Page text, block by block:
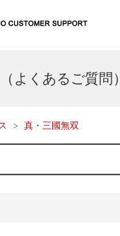
よくあるご質問）
真・三國無双